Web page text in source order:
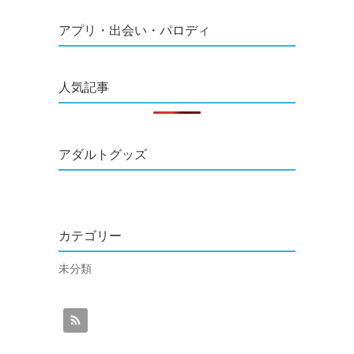
アプリ・出会い・パロディ
人気記事
アダルトグッズ
カテゴリー
未分類